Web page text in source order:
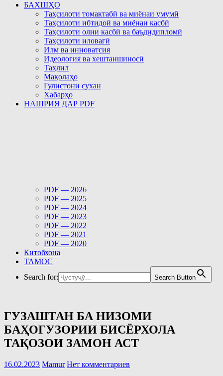
БАХШҲО
Таҳсилоти томактабӣ ва миёнаи умумӣ
Таҳсилоти ибтидоӣ ва миёнаи касбӣ
Таҳсилоти олии касбӣ ва баъдидипломӣ
Таҳсилоти иловагӣ
Илм ва инноватсия
Идеология ва хештаншиносӣ
Таҳлил
Мақолаҳо
Гулистони сухан
Хабарҳо
НАШРИЯ ДАР PDF
PDF — 2026
PDF — 2025
PDF — 2024
PDF — 2023
PDF — 2022
PDF — 2021
PDF — 2020
Китобхона
ТАМОС
Search for:
Search Button
ГУЗАШТАН БА НИЗОМИ
БАҲОГУЗОРИИ БИСЁРХОЛА
ТАҚОЗОИ ЗАМОН АСТ
16.02.2023 Mamur Нет комментариев